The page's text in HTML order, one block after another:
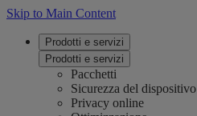
Skip to Main Content
Prodotti e servizi
Prodotti e servizi
Pacchetti
Sicurezza del dispositivo
Privacy online